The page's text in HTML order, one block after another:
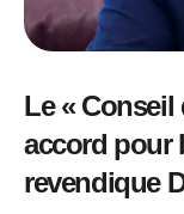
Le « Conseil
accord pour
revendique